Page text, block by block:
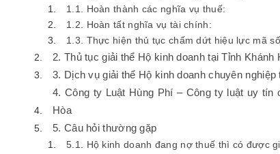
1.1. Hoàn thành các nghĩa vụ thuế:
1.2. Hoàn tất nghĩa vụ tài chính:
1.3. Thực hiện thủ tục chấm dứt hiệu lực mã
2. Thủ tục giải thể Hộ kinh doanh tại Tỉnh Khánh
3. Dịch vụ giải thể Hộ kinh doanh chuyên
4. Công ty Luật Hùng Phí – Công ty luật uy tín
Hòa
5. Câu hỏi thường gặp
5.1. Hộ kinh doanh đang nợ thuế thì có được